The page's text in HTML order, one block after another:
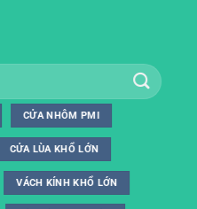
CỬA NHÔM PMI
CỬA LÙA KHỔ LỚN
VÁCH KÍNH KHỔ LỚN